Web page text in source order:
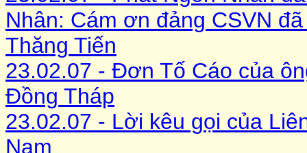
Nhân: Cám ơn đảng CSVN
Thăng Tiến
23.02.07 - Đơn Tố Cáo của
Đồng Tháp
23.02.07 - Lời kêu gọi của
Nam